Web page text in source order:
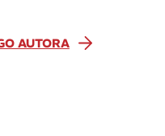
AUTORA